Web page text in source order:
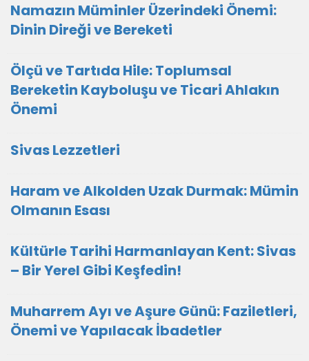
Namazın Müminler Üzerindeki Önemi:
Dinin Direği ve Bereketi
Ölçü ve Tartıda Hile: Toplumsal
Bereketin Kayboluşu ve Ticari Ahlakın
Önemi
Sivas Lezzetleri
Haram ve Alkolden Uzak Durmak: Mümin
Olmanın Esası
Kültürle Tarihi Harmanlayan Kent: Sivas
– Bir Yerel Gibi Keşfedin!
Muharrem Ayı ve Aşure Günü: Faziletleri,
Önemi ve Yapılacak İbadetler